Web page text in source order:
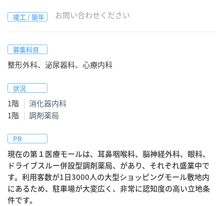
竣工 / 築年 お問い合わせください
募集科目
整形外科、泌尿器科、心療内科
状況
1階
消化器内科
1階
調剤薬局
PR
現在の第１医療モールは、耳鼻咽喉科、脳神経外科、眼科、
ドライブスルー併設型調剤薬局、があり、それぞれ盛業中で
す。利用客数が1日3000人の大型ショッピングモール敷地内
にあるため、駐車場が大変広く、非常に認知度の高い立地条
件です。